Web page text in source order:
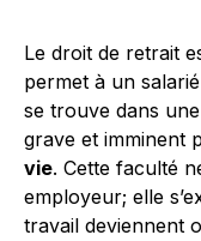
Le droit de retrait
permet à un
se trouve dans
grave et imminent
vie. Cette faculté
employeur; elle
travail deviennent